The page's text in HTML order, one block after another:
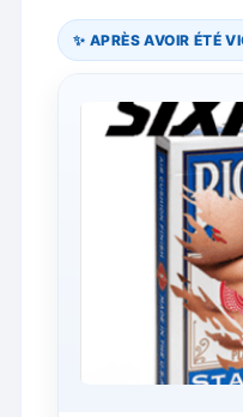
✨ APRÈS AVOIR ÉTÉ